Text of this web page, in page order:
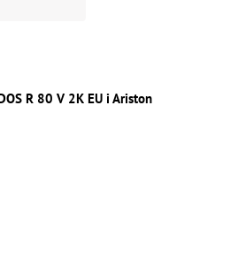
R 80 V 2K EU i Ariston